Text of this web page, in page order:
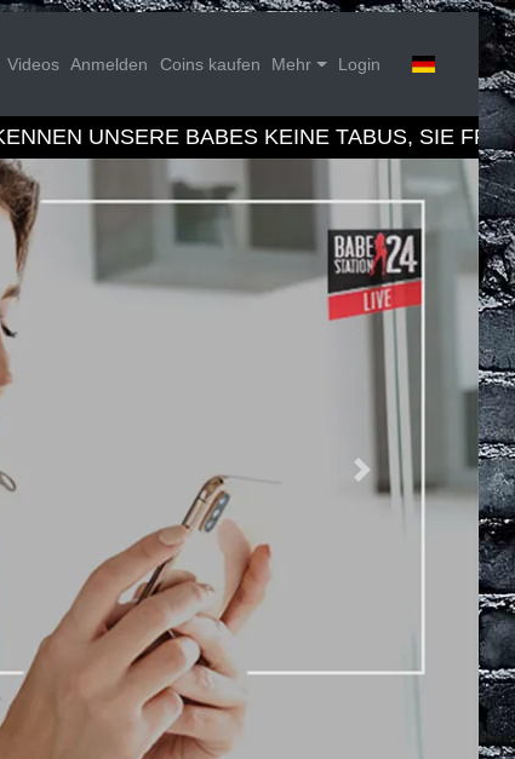
Videos Anmelden Coins kaufen Mehr Login
UNSERE BABES KEINE TABUS, SIE